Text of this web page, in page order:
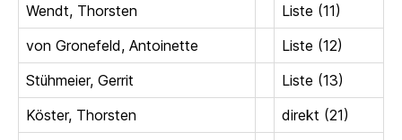
Wendt, Thorsten
Liste (11)
von Gronefeld, Antoinette
Liste (12)
Stühmeier, Gerrit
Liste (13)
Köster, Thorsten
direkt (21)